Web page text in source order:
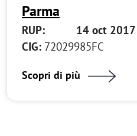
Parma
RUP:
14 oct 2017
CIG: 72029985FC
Scopri di più